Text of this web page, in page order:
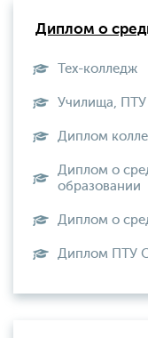
Диплом о
Тех-колледж
Училища, ПТУ
Диплом
Диплом о
образовании
Диплом о
Диплом ПТУ